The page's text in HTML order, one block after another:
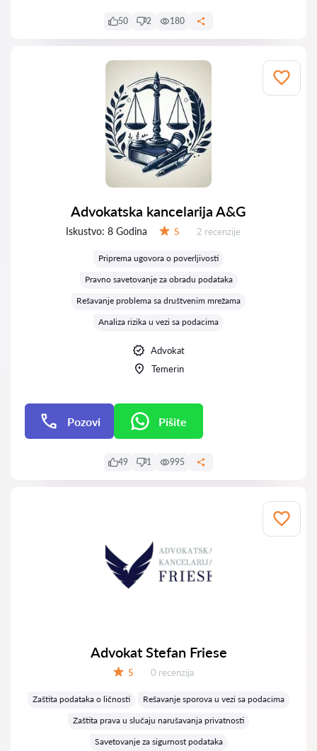
50 2 180
Advokatska kancelarija A&G
Iskustvo: 8 Godina 5 Recenzija:
2 recenzije
Priprema ugovora o poverljivosti
Pravno savetovanje za obradu podataka
Rešavanje problema sa društvenim mrežama
Analiza rizika u vezi sa podacima
Advokat
Temerin
Pozovi Pišite
49 1 995
Advokat Stefan Friese
5 Recenzija:
0 recenzija
Zaštita podataka o ličnosti
Rešavanje sporova u vezi sa podacima
Zaštita prava u slučaju narušavanja privatnosti
Savetovanje za sigurnost podataka